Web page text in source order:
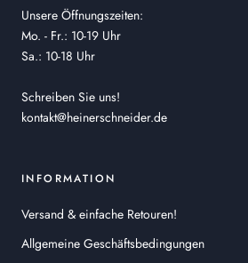
Unsere Öffnungszeiten:
Mo. - Fr.: 10-19 Uhr
Sa.: 10-18 Uhr
Schreiben Sie uns!
kontakt@heinerschneider.de
INFORMATION
Versand & einfache Retouren!
Allgemeine Geschäftsbedingungen